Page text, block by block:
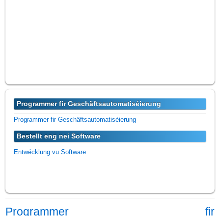
Programmer fir Geschäftsautomatiséierung
Programmer fir Geschäftsautomatiséierung
Bestellt eng nei Software
Entwécklung vu Software
Programmer fir